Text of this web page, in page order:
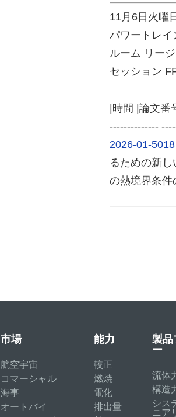
11月6日火曜
パワートレイ
ルーム リー
セッション
|時間 |論文番
--------------
2026-01-5018
るための新
の熱境界条件
市場
航空宇宙
コマーシャル
海事
オートバイ
能力
較正
燃焼
電化
排出量
製品
ー
流体
構造
シス
ニア